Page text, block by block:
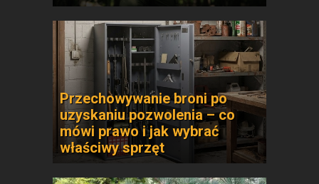
Przechowywanie broni po
uzyskaniu pozwolenia – co
mówi prawo i jak wybrać
właściwy sprzęt